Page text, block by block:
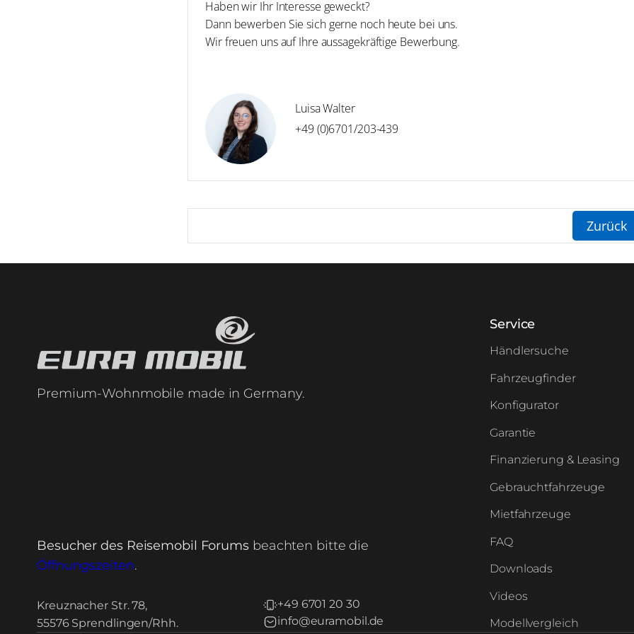
Zurück
Haben wir Ihr Interesse geweckt?
Dann bewerben Sie sich gerne noch heute bei uns.
Wir freuen uns auf Ihre aussagekräftige Bewerbung.
Luisa Walter
+49 (0)6701/203-439
Premium-Wohnmobile made in Germany.
Besucher des Reisemobil Forums beachten bitte die
Öffnungszeiten.
Kreuznacher Str. 78,
55576 Sprendlingen/Rhh.
+49 6701 20 30
info@euramobil.de
Service
Händlersuche
Fahrzeugfinder
Konfigurator
Garantie
Finanzierung & Leasing
Gebrauchtfahrzeuge
Mietfahrzeuge
FAQ
Downloads
Videos
Modellvergleich